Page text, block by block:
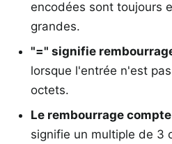
encodées sont toujours
grandes.
"=" signifie
lorsque l'entrée n'est
octets.
Le rembourrage
signifie un multiple de 3